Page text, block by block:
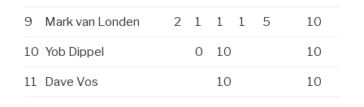
9 Mark van Londen 2 1 1 1 5 10
10 Yob Dippel 0 10 10
11 Dave Vos 10 10